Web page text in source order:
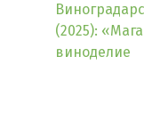
(2025):
виноделие